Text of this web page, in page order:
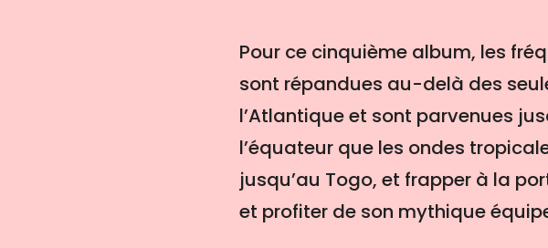
Pour ce cinquième album, les
sont répandues au-delà des
l’Atlantique et sont parvenues
l’équateur que les ondes
jusqu’au Togo, et frapper à la
et profiter de son mythique